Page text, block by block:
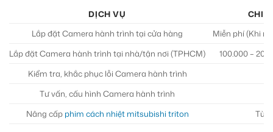
DỊCH VỤ
CHI
Lắp đặt Camera hành trình tại cửa hàng
Miễn phí (Khi
Lắp đặt Camera hành trình tại nhà/tận nơi (TPHCM)
100.000 –
Kiểm tra, khắc phục lỗi Camera hành trình
Tư vấn, cấu hình Camera hành trình
Nâng cấp phim cách nhiệt mitsubishi triton Từ